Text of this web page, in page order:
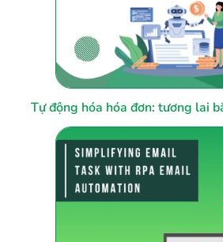
Tự động hóa hóa đơn: tương lai